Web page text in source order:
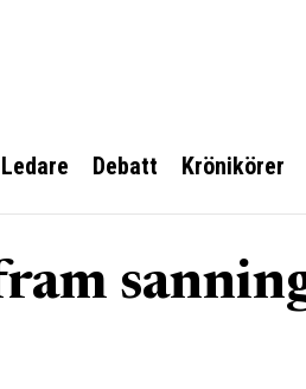
Ledare Debatt Krönikörer